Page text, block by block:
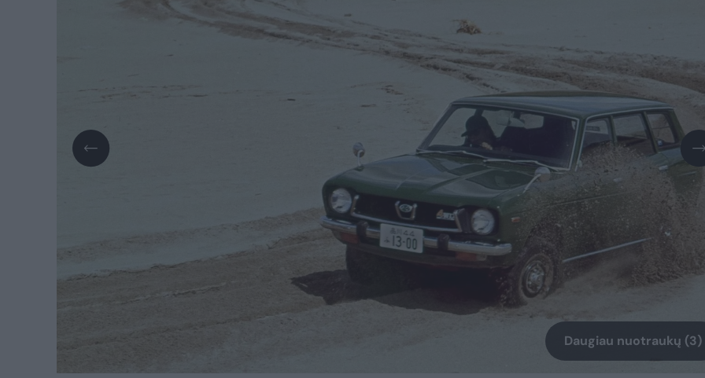
Daugiau nuotraukų (3)